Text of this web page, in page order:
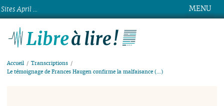
MENU
Accueil
Transcriptions
Le témoignage de Frances Haugen confirme la malfaisance (…)
Sites April ...